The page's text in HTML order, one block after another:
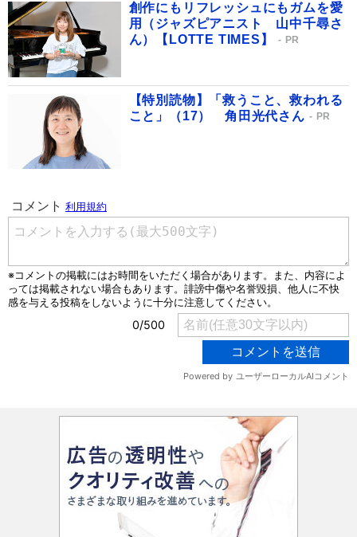
創作にもリフレッシュにもガムを愛
用（ジャズピアニスト 山中千尋さ
ん）【LOTTE TIMES】
PR
【特別読物】「救うこと、救われる
こと」（17） 角田光代さん
PR